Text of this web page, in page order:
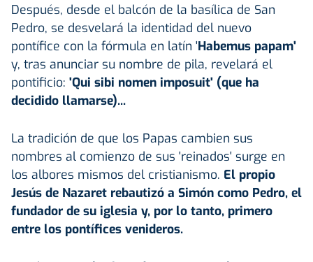
Después, desde el balcón de la basílica de San
Pedro, se desvelará la identidad del nuevo
pontífice con la fórmula en latín 'Habemus papam'
y, tras anunciar su nombre de pila, revelará el
pontificio: 'Qui sibi nomen imposuit' (que ha
decidido llamarse)...
La tradición de que los Papas cambien sus
nombres al comienzo de sus 'reinados' surge en
los albores mismos del cristianismo. El propio
Jesús de Nazaret rebautizó a Simón como Pedro, el
fundador de su iglesia y, por lo tanto, primero
entre los pontífices venideros.